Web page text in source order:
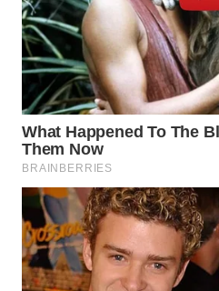
WAHANANEWS
CO ID
WAHANANEWS
NET
WAHANA
SPORT
WAHANA
UMKM